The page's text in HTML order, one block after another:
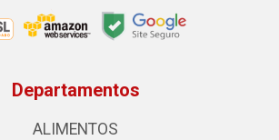
Departamentos
ALIMENTOS